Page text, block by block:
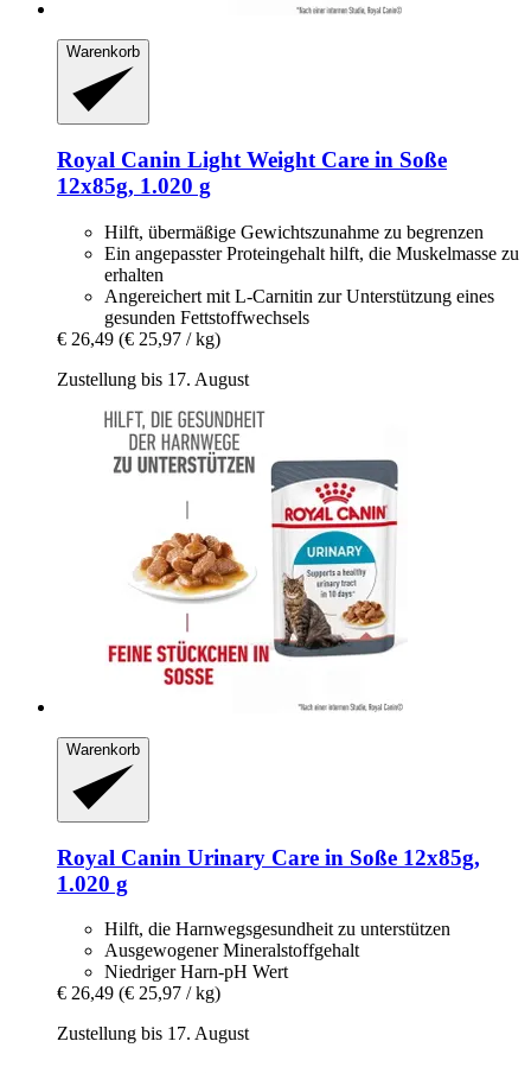
Warenkorb
Royal Canin Light Weight Care in Soße
12x85g, 1.020 g
Hilft, übermäßige Gewichtszunahme zu begrenzen
Ein angepasster Proteingehalt hilft, die Muskelmasse zu
erhalten
Angereichert mit L-Carnitin zur Unterstützung eines
gesunden Fettstoffwechsels
€ 26,49 (€ 25,97 / kg)
Zustellung bis 17. August
Warenkorb
Royal Canin Urinary Care in Soße 12x85g,
1.020 g
Hilft, die Harnwegsgesundheit zu unterstützen
Ausgewogener Mineralstoffgehalt
Niedriger Harn-pH Wert
€ 26,49 (€ 25,97 / kg)
Zustellung bis 17. August